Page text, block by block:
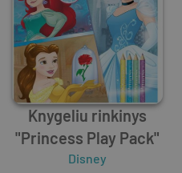
Knygeliu rinkinys
"Princess Play Pack"
Disney